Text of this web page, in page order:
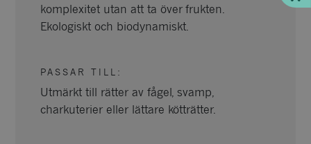
komplexitet utan att ta över frukten.
Ekologiskt och biodynamiskt.
PASSAR TILL :
Utmärkt till rätter av fågel, svamp,
charkuterier eller lättare kötträtter.